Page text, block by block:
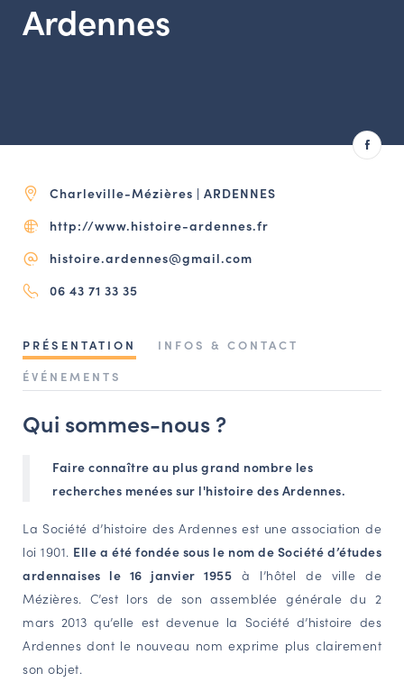
LES ACTIONS PHARES
CONTACT
Annuaire
Ressources
OUTILS EN LIGNE
Espace acteurs
NAVIGATION FILTRÉE « ACTEURS »
PORTAIL CULTURE
Comité d'Histoire Régionale
Service Inventaire et Patrimoines de la Région Grand Est
VOUS ÊTES…
Amateurs d’histoire et de patrimoine
Responsables de structures
Ardennes
Charleville-Mézières | ARDENNES
http://www.histoire-ardennes.fr
histoire.ardennes@gmail.com
06 43 71 33 35
PRÉSENTATION
INFOS & CONTACT
ÉVÉNEMENTS
Qui sommes-nous ?
Faire connaître au plus grand nombre les
recherches menées sur l'histoire des Ardennes.
La Société d’histoire des Ardennes est une association de
loi 1901. Elle a été fondée sous le nom de Société d’études
ardennaises le 16 janvier 1955 à l’hôtel de ville de
Mézières. C’est lors de son assemblée générale du 2
mars 2013 qu’elle est devenue la Société d’histoire des
Ardennes dont le nouveau nom exprime plus clairement
son objet.